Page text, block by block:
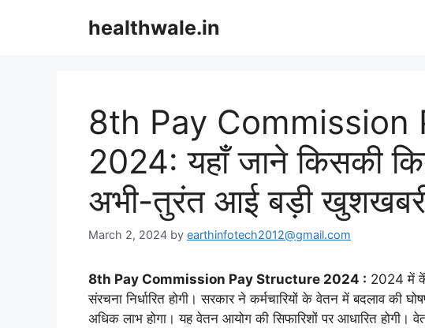
healthwale.in
8th Pay Commission
2024: यहाँ जाने किसकी
अभी-तुरंत आई बड़ी
March 2, 2024 by earthinfotech2012@gmail.com
8th Pay Commission Pay Structure 2024 : 2024 में
संरचना निर्धारित होगी। सरकार ने कर्मचारियों के वेतन में बदलाव की
अधिक लाभ होगा। यह वेतन आयोग की सिफारिशों पर आधारित होगी।